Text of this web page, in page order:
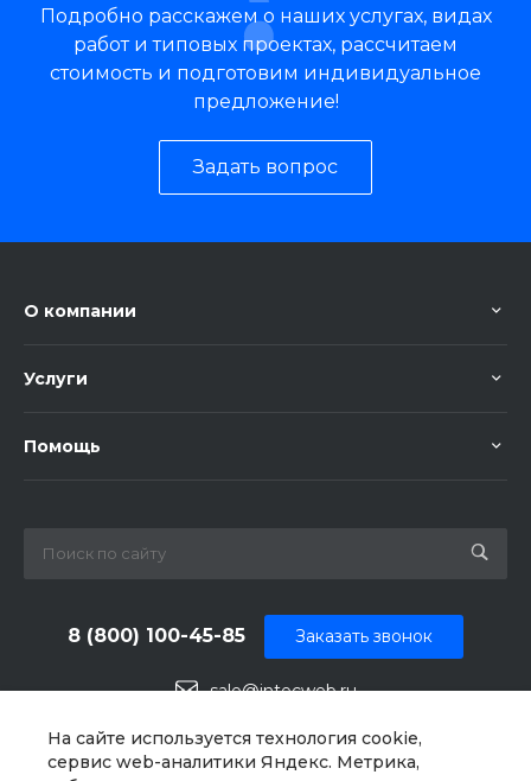
На сайте используется технология cookie,
сервис web-аналитики Яндекс. Метрика,
Подробно расскажем о наших услугах, видах
работ и типовых проектах, рассчитаем
стоимость и подготовим индивидуальное
предложение!
Задать вопрос
О компании
Услуги
Помощь
8 (800) 100-45-85
sale@intecweb.ru
Заказать звонок
г. Челябинск, ул.Свободы, д. 93, оф. 6